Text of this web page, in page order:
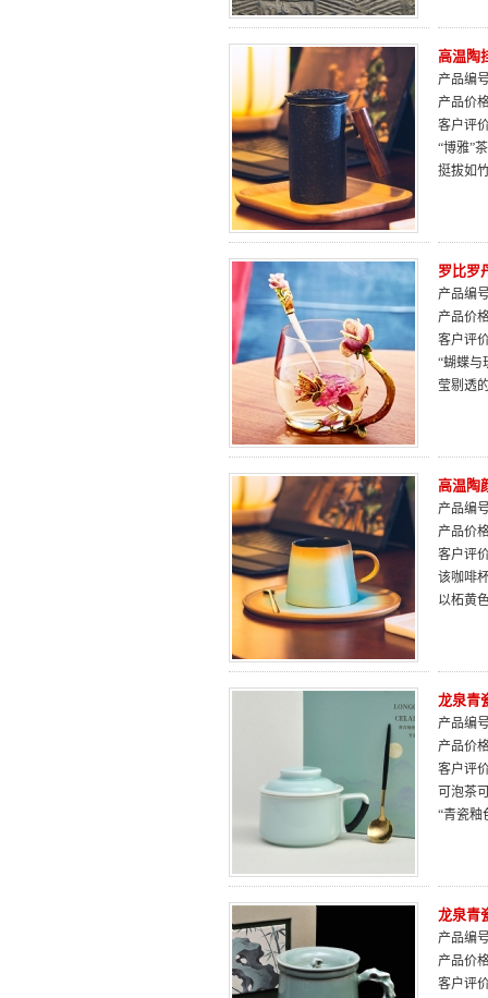
高温陶
产品编
产品价
客户评
“博雅”
挺拔如
罗比罗
产品编
产品价
客户评
“蝴蝶与
莹剔透
高温陶
产品编
产品价
客户评
该咖啡
以柘黄
龙泉青
产品编
产品价
客户评
可泡茶
“青瓷釉
龙泉青
产品编
产品价
客户评